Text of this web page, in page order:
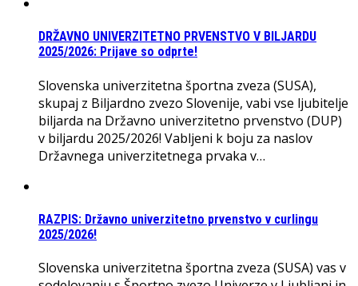
DRŽAVNO UNIVERZITETNO PRVENSTVO V BILJARDU
2025/2026: Prijave so odprte!
Slovenska univerzitetna športna zveza (SUSA),
skupaj z Biljardno zvezo Slovenije, vabi vse ljubitelje
biljarda na Državno univerzitetno prvenstvo (DUP)
v biljardu 2025/2026! Vabljeni k boju za naslov
Državnega univerzitetnega prvaka v…
RAZPIS: Državno univerzitetno prvenstvo v curlingu
2025/2026!
Slovenska univerzitetna športna zveza (SUSA) vas v